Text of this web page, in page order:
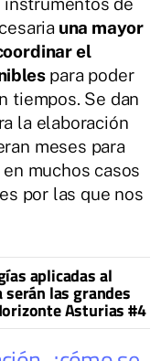
una mayor
el
para poder
tiempos. Se dan
la elaboración
meses para
muchos casos
por las que nos
aplicadas al
las grandes
Asturias #4